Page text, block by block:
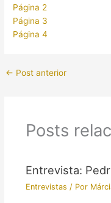
Página 2
Página 3
Página 4
← Post anterior
Posts
Entrevista:
Entrevistas / Por